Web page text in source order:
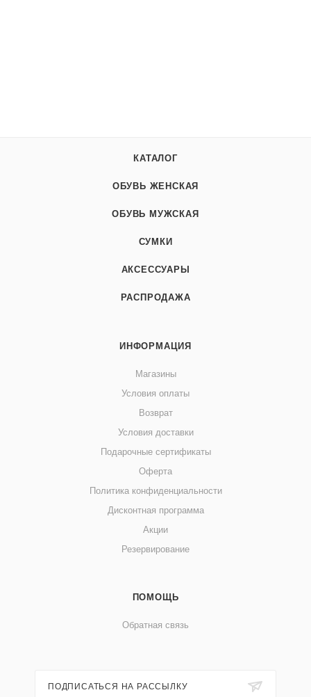
КАТАЛОГ
ОБУВЬ ЖЕНСКАЯ
ОБУВЬ МУЖСКАЯ
СУМКИ
АКСЕССУАРЫ
РАСПРОДАЖА
ИНФОРМАЦИЯ
Магазины
Условия оплаты
Возврат
Условия доставки
Подарочные сертификаты
Оферта
Политика конфиденциальности
Дисконтная программа
Акции
Резервирование
ПОМОЩЬ
Обратная связь
ПОДПИСАТЬСЯ НА РАССЫЛКУ